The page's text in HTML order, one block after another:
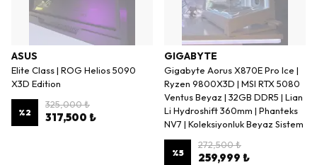
ASUS
Elite Class | ROG Helios 5090
X3D Edition
%2
325,000 ₺
317,500 ₺
GIGABYTE
Gigabyte Aorus X870E Pro Ice |
Ryzen 9800X3D | MSI RTX 5080
Ventus Beyaz | 32GB DDR5 | Lian
Li Hydroshift 360mm | Phanteks
NV7 | Koleksiyonluk Beyaz Sistem
%5
272,500 ₺
259,999 ₺